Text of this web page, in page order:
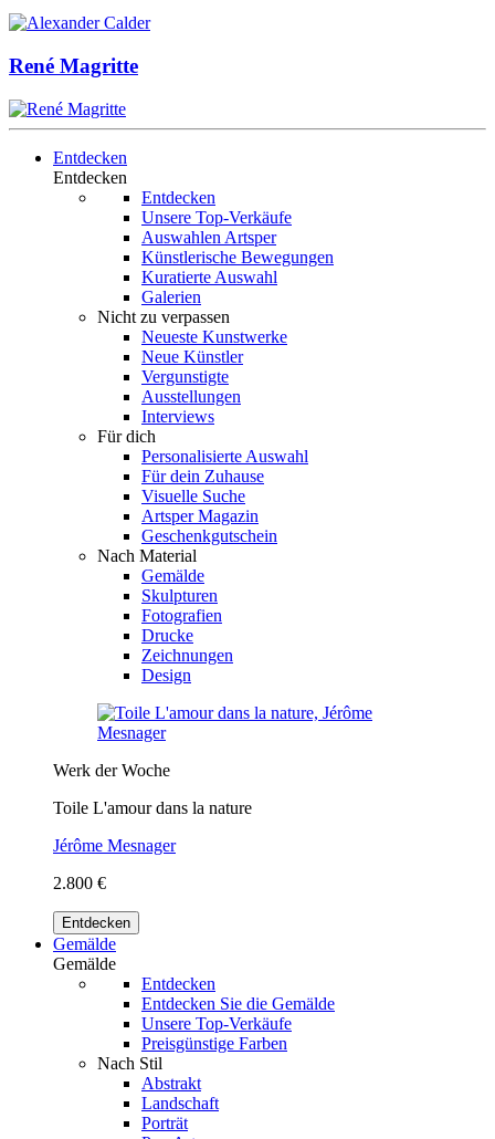
René Magritte
Entdecken
Entdecken
Entdecken
Unsere Top-Verkäufe
Auswahlen Artsper
Künstlerische Bewegungen
Kuratierte Auswahl
Galerien
Nicht zu verpassen
Neueste Kunstwerke
Neue Künstler
Vergunstigte
Ausstellungen
Interviews
Für dich
Personalisierte Auswahl
Für dein Zuhause
Visuelle Suche
Artsper Magazin
Geschenkgutschein
Nach Material
Gemälde
Skulpturen
Fotografien
Drucke
Zeichnungen
Design
Werk der Woche
Toile L'amour dans la nature
Jérôme Mesnager
2.800 €
Entdecken
Gemälde
Gemälde
Entdecken
Entdecken Sie die Gemälde
Unsere Top-Verkäufe
Preisgünstige Farben
Nach Stil
Abstrakt
Landschaft
Porträt